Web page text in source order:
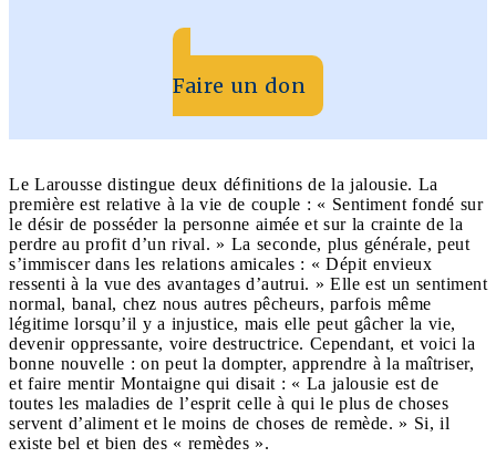
Faire un don
Le Larousse distingue deux définitions de la jalousie. La
première est relative à la vie de couple : « Sentiment fondé sur
le désir de posséder la personne aimée et sur la crainte de la
perdre au profit d’un rival. » La seconde, plus générale, peut
s’immiscer dans les relations amicales : « Dépit envieux
ressenti à la vue des avantages d’autrui. » Elle est un sentiment
normal, banal, chez nous autres pêcheurs, parfois même
légitime lorsqu’il y a injustice, mais elle peut gâcher la vie,
devenir oppressante, voire destructrice. Cependant, et voici la
bonne nouvelle : on peut la dompter, apprendre à la maîtriser,
et faire mentir Montaigne qui disait : « La jalousie est de
toutes les maladies de l’esprit celle à qui le plus de choses
servent d’aliment et le moins de choses de remède. » Si, il
existe bel et bien des « remèdes ».